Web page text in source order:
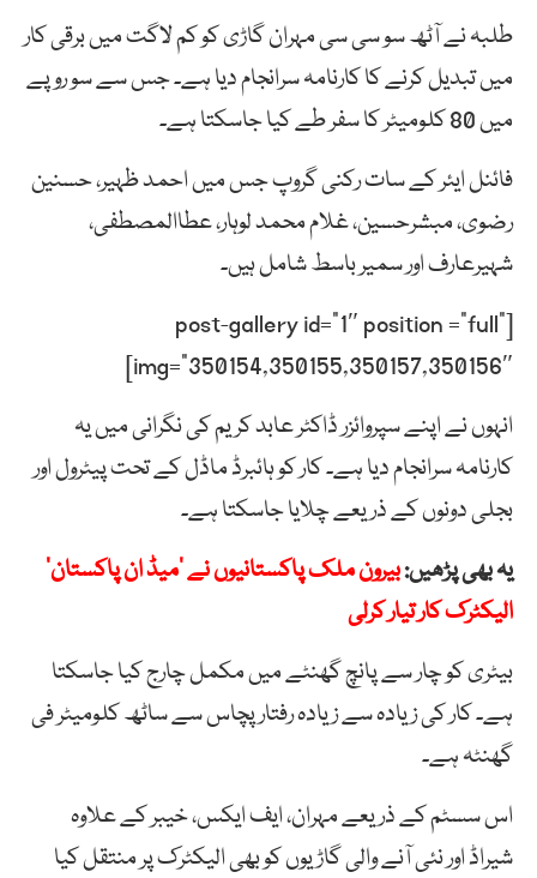
طلبہ نے آٹھ سو سی سی مہران گاڑی کو کم لاگت میں برقی کار
میں تبدیل کرنے کا کارنامہ سرانجام دیا ہے۔ جس سے سو روپے
میں 80 کلومیٹر کا سفر طے کیا جاسکتا ہے۔
فائنل ایئر کے سات رکنی گروپ جس میں احمد ظہیر، حسنین
رضوی، مبشرحسین، غلام محمد لوہار، عطاالمصطفی،
شہیرعارف اور سمیر باسط شامل ہیں۔
[post-gallery id=”1″ position =”full”
img=”350154,350155,350157,350156″]
انہوں نے اپنے سپروائزر ڈاکٹر عابد کریم کی نگرانی میں یہ
کارنامہ سرانجام دیا ہے۔ کار کو ہائبرڈ ماڈل کے تحت پیٹرول اور
بجلی دونوں کے ذریعے چلایا جاسکتا ہے۔
یہ بھی پڑھیں:بیرون ملک پاکستانیوں نے ’میڈ ان پاکستان’
الیکٹرک کار تیار کرلی
بیٹری کو چار سے پانچ گھنٹے میں مکمل چارج کیا جاسکتا
ہے۔ کار کی زیادہ سے زیادہ رفتار پچاس سے ساٹھ کلومیٹر فی
گھنٹہ ہے۔
اس سسٹم کے ذریعے مہران، ایف ایکس، خیبر کے علاوہ
شیراڈ اور نئی آنے والی گاڑیوں کو بھی الیکٹرک پر منتقل کیا